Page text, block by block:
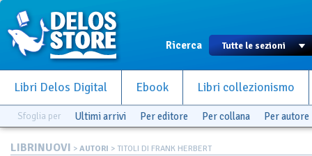
Ricerca
Libri Delos Digital Ebook Libri collezionismo
Sfoglia per Ultimi arrivi Per editore Per collana Per autore
LIBRINUOVI > AUTORI > TITOLI DI FRANK HERBERT